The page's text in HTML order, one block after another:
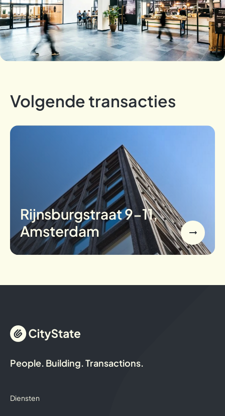
Volgende transacties
Rijnsburgstraat 9-11,
Amsterdam
People. Building. Transactions.
Diensten